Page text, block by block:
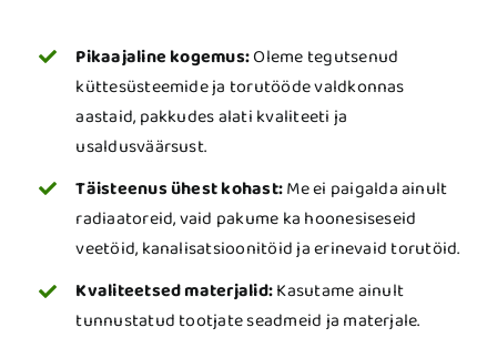
Pikaajaline kogemus:Oleme tegutsenud
küttesüsteemide ja torutööde valdkonnas
aastaid, pakkudes alati kvaliteeti ja
usaldusväärsust.
Täisteenus ühest kohast:Me ei paigalda ainult
radiaatoreid, vaid pakume ka hoonesiseseid
veetöid, kanalisatsioonitöid ja erinevaid torutöid.
Kvaliteetsed materjalid:Kasutame ainult
tunnustatud tootjate seadmeid ja materjale.